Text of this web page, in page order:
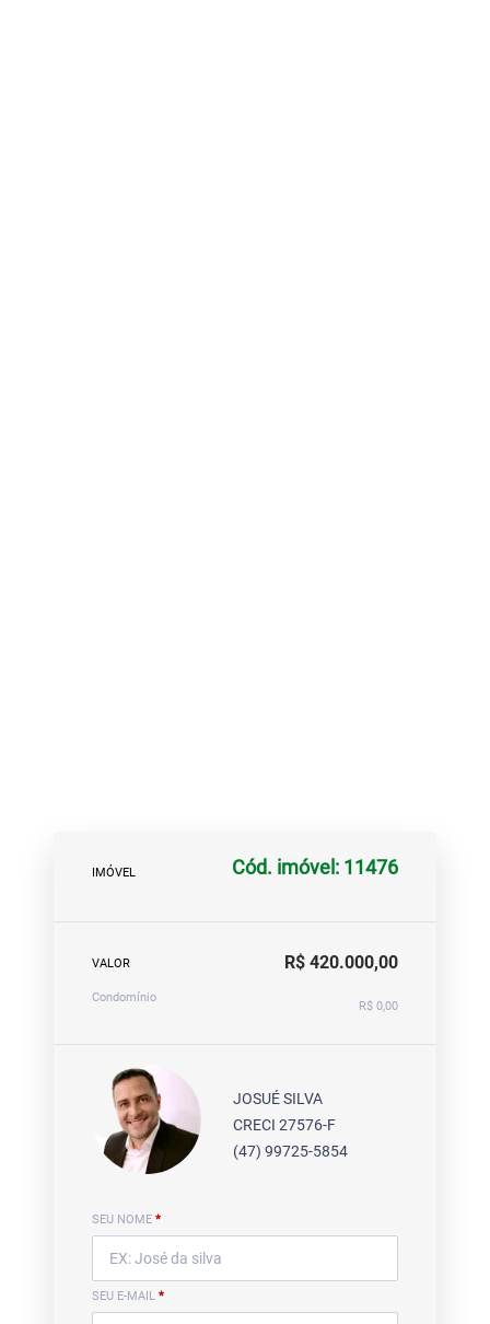
IMÓVEL Cód. imóvel: 11476
VALOR R$ 420.000,00
Condomínio
R$ 0,00
JOSUÉ SILVA
CRECI 27576-F
(47) 99725-5854
SEU NOME *
SEU E-MAIL *